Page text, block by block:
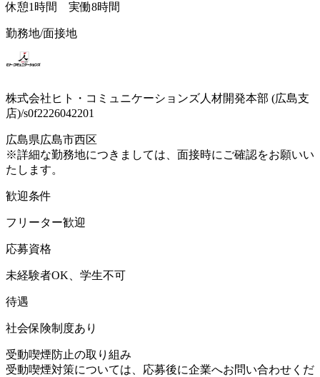
休憩1時間 実働8時間
勤務地/面接地
株式会社ヒト・コミュニケーションズ人材開発本部 (広島支
店)/s0f2226042201
広島県広島市西区
※詳細な勤務地につきましては、面接時にご確認をお願いい
たします。
歓迎条件
フリーター歓迎
応募資格
未経験者OK、学生不可
待遇
社会保険制度あり
受動喫煙防止の取り組み
受動喫煙対策については、応募後に企業へお問い合わせくだ